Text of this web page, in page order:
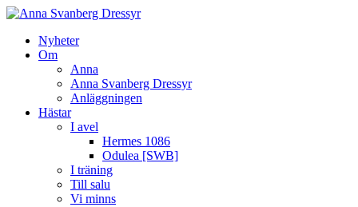
Nyheter
Om
Anna
Anna Svanberg Dressyr
Anläggningen
Hästar
I avel
Hermes 1086
Odulea [SWB]
I träning
Till salu
Vi minns